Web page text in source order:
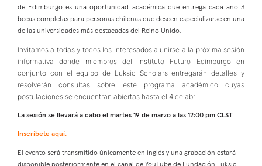
de Edimburgo es una oportunidad académica que entrega cada año 3
becas completas para personas chilenas que deseen especializarse en una
de las universidades más destacadas del Reino Unido.
Invitamos a todas y todos los interesados a unirse a la próxima sesión
informativa donde miembros del Instituto Futuro Edimburgo en
conjunto con el equipo de Luksic Scholars entregarán detalles y
resolverán consultas sobre este programa académico cuyas
postulaciones se encuentran abiertas hasta el 4 de abril.
La sesión se llevará a cabo el martes 19 de marzo a las 12:00 pm CLST.
Inscríbete aquí.
El evento será transmitido únicamente en inglés y una grabación estará